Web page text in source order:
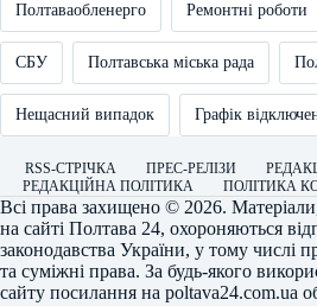
Полтаваобленерго Ремонтні роботи
СБУ Полтавська міська рада
Нещасний випадок Графік
RSS-СТРІЧКА ПРЕС-РЕЛІЗИ
РЕДАКЦІЙНА ПОЛІТИКА
ПОЛІТИКА
Всі права захищено © 2026.
на сайті Полтава 24, охороняються
законодавства України, у тому числі
та суміжні права. За будь-якого
сайту посилання на poltava24.com.ua